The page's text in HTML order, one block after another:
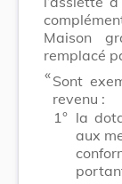
Maison
remplacé
​ «Sont
revenu :
1° la
aux